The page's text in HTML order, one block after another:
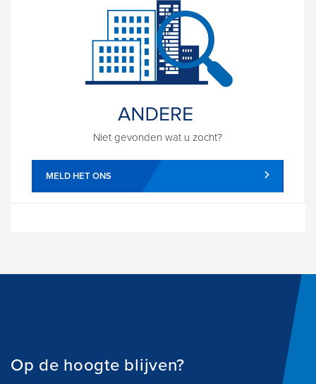
Niet gevonden wat u zocht?
MELD HET ONS
Op de hoogte blijven?